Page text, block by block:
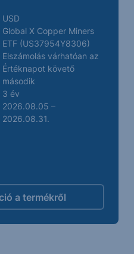
USD
Global X Copper Miners
ETF (US37954Y8306)
Elszámolás várhatóan az
Értéknapot követő
második
3 év
2026.08.05 –
2026.08.31.
a termékről